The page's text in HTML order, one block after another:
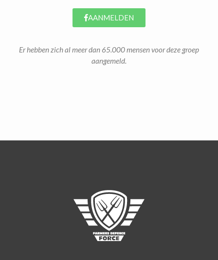
AANMELDEN
Er hebben zich al meer dan 65.000 mensen voor deze groep
aangemeld.